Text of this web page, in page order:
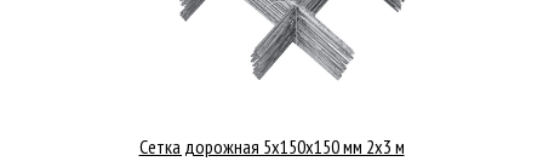
Сетка дорожная 5х150х150 мм 2x3 м